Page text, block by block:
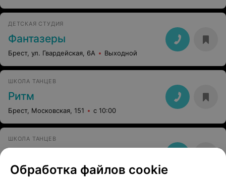
ДЕТСКАЯ СТУДИЯ
Фантазеры
Брест, ул. Гвардейская, 6А Выходной
ШКОЛА ТАНЦЕВ
Ритм
Брест, Московская, 151 с 10:00
ШКОЛА ТАНЦЕВ
Брест, ул. Московская, 151 с 10:00
Обработка файлов cookie